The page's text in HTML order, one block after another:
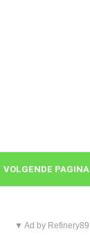
VOLGENDE PAGINA
▼ Ad by Refinery89